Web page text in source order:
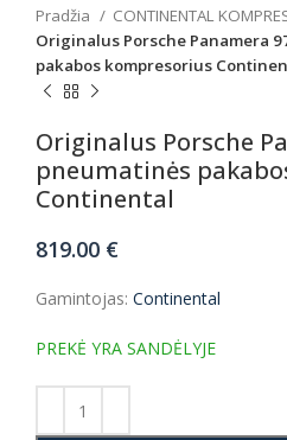
Pradžia
CONTINENTAL
Originalus Porsche Panamera
pakabos kompresorius
Originalus Porsche
pneumatinės
Continental
819.00 €
Gamintojas: Continental
PREKĖ YRA SANDĖLYJE